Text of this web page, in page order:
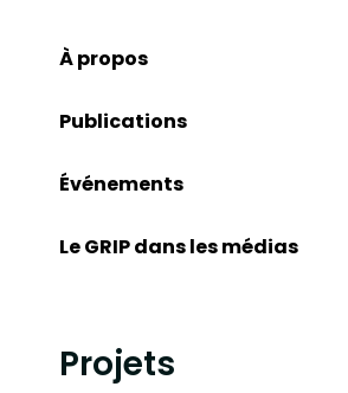
À propos
Publications
Événements
Le GRIP dans les médias
Projets